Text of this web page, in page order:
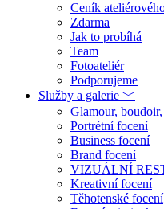
Ceník
Zdarma
Jak to probíhá
Team
Fotoateliér
Podporujeme
Služby a galerie ﹀
Glamour,
Portrétní focení
Business focení
Brand focení
VIZUÁLNÍ
Kreativní focení
Těhotenské focení